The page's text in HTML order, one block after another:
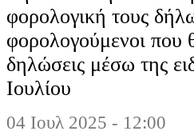
φορολογική τους
φορολογούμενοι που
δηλώσεις μέσω της
Ιουλίου
04 Ιουλ 2025 - 12:00